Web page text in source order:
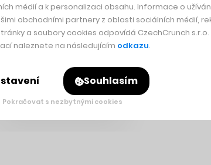
médií a k personalizaci obsahu. Informace o
obchodními partnery z oblasti sociálních médií,
a soubory cookies odpovídá CzechCrunch s.r.o.
naleznete na následujícím odkazu.
Souhlasím
Pokračovat s nezbytnými cookies